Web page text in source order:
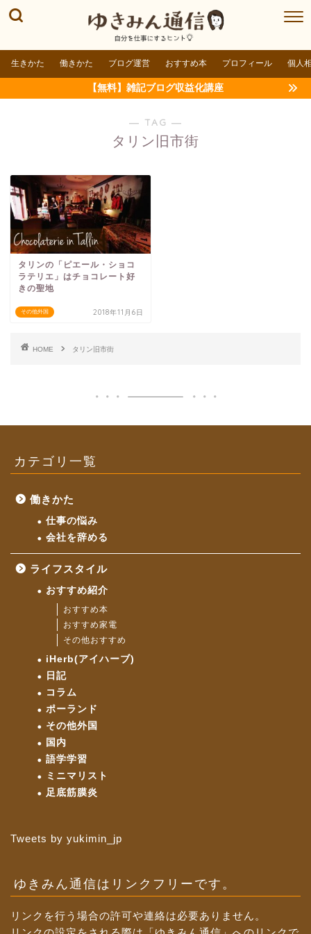
生きかた 働きかた ブログ運営 おすすめ本 プロフィール 個人
【無料】雑記ブログ収益化講座
― TAG ―
タリン旧市街
その他外国
タリンの「ピエール・ショコ
ラテリエ」はチョコレート好
きの聖地
2018年11月6日
HOME タリン旧市街
カテゴリ一覧
働きかた
仕事の悩み
会社を辞める
ライフスタイル
おすすめ紹介
おすすめ本
おすすめ家電
その他おすすめ
iHerb(アイハーブ)
日記
コラム
ポーランド
その他外国
国内
語学学習
ミニマリスト
足底筋膜炎
Tweets by yukimin_jp
ゆきみん通信はリンクフリーです。
リンクを行う場合の許可や連絡は必要ありません。